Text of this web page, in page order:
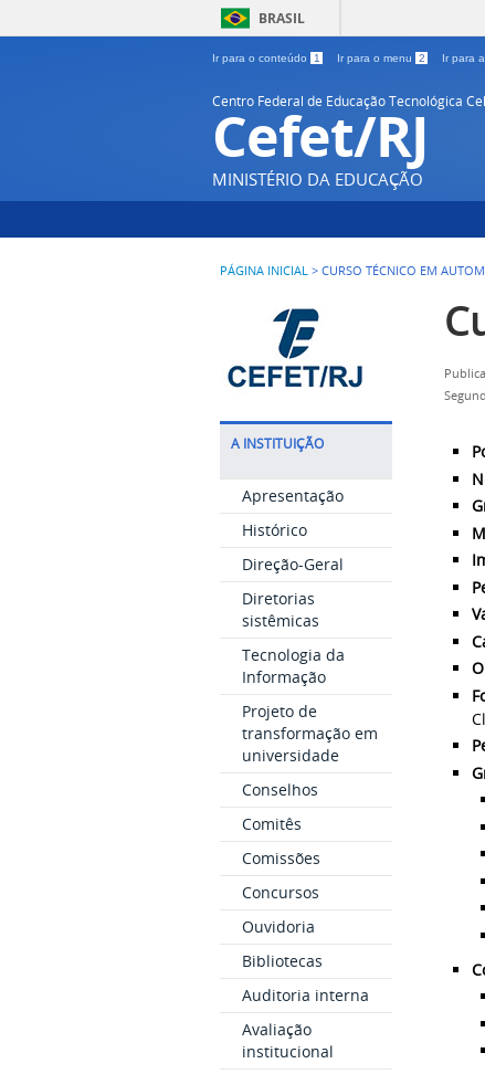
BRASIL
Ir para o conteúdo 1 Ir para o menu 2 Ir para
Centro Federal de Educação Tecnológica
Cefet/RJ
MINISTÉRIO DA EDUCAÇÃO
PÁGINA INICIAL > CURSO TÉCNICO EM
A INSTITUIÇÃO
Apresentação
Histórico
Direção-Geral
Diretorias
sistêmicas
Tecnologia da
Informação
Projeto de
transformação em
universidade
Conselhos
Comitês
Comissões
Concursos
Ouvidoria
Bibliotecas
Auditoria interna
Avaliação
institucional